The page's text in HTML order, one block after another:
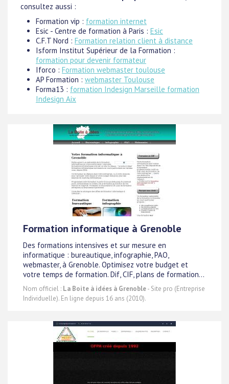
consultez aussi :
Formation vip : formation internet
Esic - Centre de formation à Paris : Esic
C.F.T Nord : Formation relation client à distance
Isform Institut Supérieur de la Formation :
formation pour devenir formateur
Iforco : Formation webmaster toulouse
AP Formation : webmaster Toulouse
Forma13 : formation Indesign Marseille formation
Indesign Aix
Formation informatique à Grenoble
Des formations intensives et sur mesure en
informatique : bureautique, infographie, PAO,
webmaster, à Grenoble. Optimisez votre budget et
votre temps de formation. Dif, CIF, plans de formation...
Nom officiel : La Boite à idées à Grenoble- Site pro (Entreprise
Individuelle). En ligne depuis 16 ans (2010).